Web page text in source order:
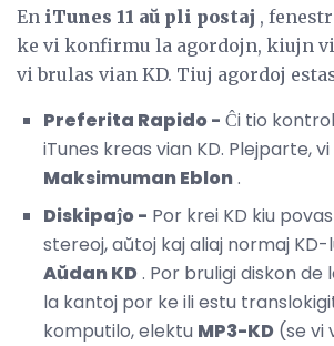
En iTunes 11 aŭ pli postaj ,
ke vi konfirmu la agordojn, kiujn
vi brulas vian KD. Tiuj agordoj
Preferita Rapido - Ĉi tio
iTunes kreas vian KD. Plejparte,
Maksimuman Eblon.
Diskipaĵo - Por krei KD kiu
stereoj, aŭtoj kaj aliaj normaj
Aŭdan KD. Por bruligi diskon de
la kantoj por ke ili estu
komputilo, elektu MP3-KD (se vi